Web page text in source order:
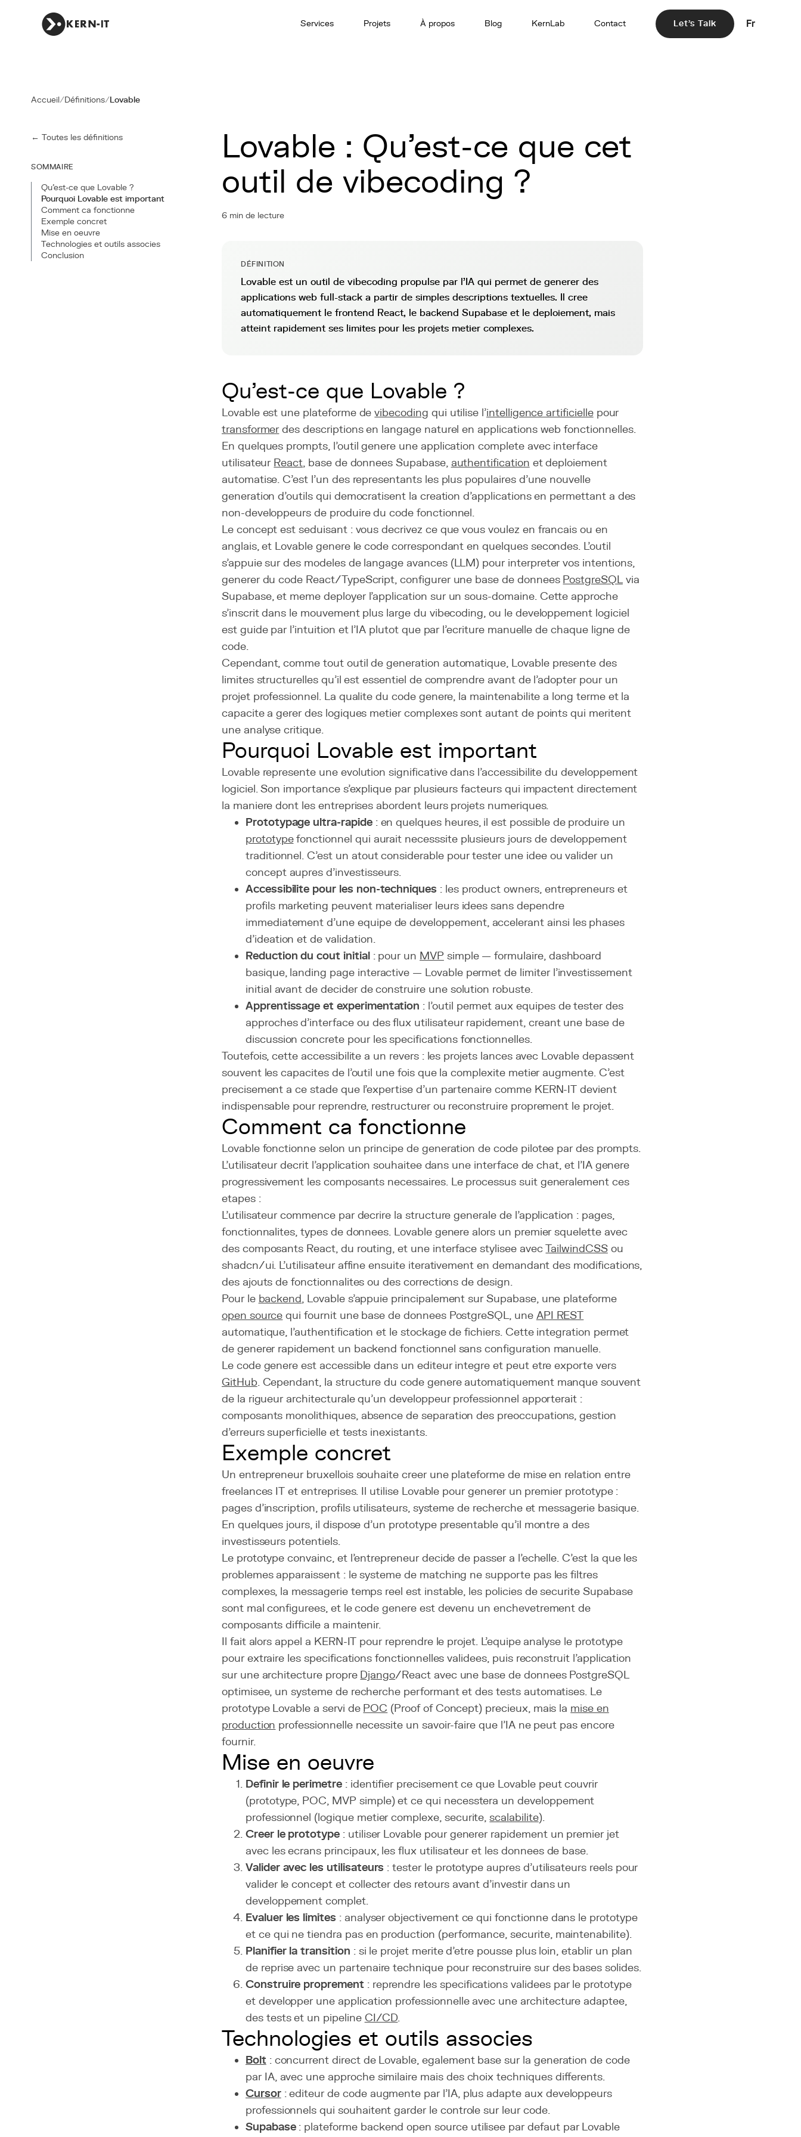
Services Projets À propos Blog KernLab Contact Let's Talk Fr
Accueil/Définitions/Lovable
← Toutes les définitions
SOMMAIRE
Qu'est-ce que Lovable ?
Pourquoi Lovable est important
Comment ca fonctionne
Exemple concret
Mise en oeuvre
Technologies et outils associes
Conclusion
Lovable : Qu'est-ce que cet
outil de vibecoding ?
6 min de lecture
DÉFINITION
Lovable est un outil de vibecoding propulse par l'IA qui permet de generer des
applications web full-stack a partir de simples descriptions textuelles. Il cree
automatiquement le frontend React, le backend Supabase et le deploiement, mais
atteint rapidement ses limites pour les projets metier complexes.
Qu'est-ce que Lovable ?
Lovable est une plateforme devibecoding qui utilise l'intelligence artificiellepour
transformerdes descriptions en langage naturel en applications web fonctionnelles.
En quelques prompts, l'outil genere une application complete avec interface
utilisateur React, base de donnees Supabase, authentification et deploiement
automatise. C'est l'un des representants les plus populaires d'une nouvelle
generation d'outils qui democratisent la creation d'applications en permettant a des
non-developpeurs de produire du code fonctionnel.
Le concept est seduisant : vous decrivez ce que vous voulez en francais ou en
anglais, et Lovable genere le code correspondant en quelques secondes. L'outil
s'appuie sur des modeles de langage avances (LLM) pour interpreter vos intentions,
generer du code React/TypeScript, configurer une base de donnees PostgreSQLvia
Supabase, et meme deployer l'application sur un sous-domaine. Cette approche
s'inscrit dans le mouvement plus large du vibecoding, ou le developpement logiciel
est guide par l'intuition et l'IA plutot que par l'ecriture manuelle de chaque ligne de
code.
Cependant, comme tout outil de generation automatique, Lovable presente des
limites structurelles qu'il est essentiel de comprendre avant de l'adopter pour un
projet professionnel. La qualite du code genere, la maintenabilite a long terme et la
capacite a gerer des logiques metier complexes sont autant de points qui meritent
une analyse critique.
Pourquoi Lovable est important
Lovable represente une evolution significative dans l'accessibilite du developpement
logiciel. Son importance s'explique par plusieurs facteurs qui impactent directement
la maniere dont les entreprises abordent leurs projets numeriques.
Prototypage ultra-rapide: en quelques heures, il est possible de produire un
prototypefonctionnel qui aurait necesssite plusieurs jours de developpement
traditionnel. C'est un atout considerable pour tester une idee ou valider un
concept aupres d'investisseurs.
Accessibilite pour les non-techniques : les product owners, entrepreneurs et
profils marketing peuvent materialiser leurs idees sans dependre
immediatement d'une equipe de developpement, accelerant ainsi les phases
d'ideation et de validation.
Reduction du cout initial: pour un MVP simple — formulaire, dashboard
basique, landing page interactive — Lovable permet de limiter l'investissement
initial avant de decider de construire une solution robuste.
Apprentissage et experimentation : l'outil permet aux equipes de tester des
approches d'interface ou des flux utilisateur rapidement, creant une base de
discussion concrete pour les specifications fonctionnelles.
Toutefois, cette accessibilite a un revers : les projets lances avec Lovable depassent
souvent les capacites de l'outil une fois que la complexite metier augmente. C'est
precisement a ce stade que l'expertise d'un partenaire comme KERN-IT devient
indispensable pour reprendre, restructurer ou reconstruire proprement le projet.
Comment ca fonctionne
Lovable fonctionne selon un principe de generation de code pilotee par des prompts.
L'utilisateur decrit l'application souhaitee dans une interface de chat, et l'IA genere
progressivement les composants necessaires. Le processus suit generalement ces
etapes :
L'utilisateur commence par decrire la structure generale de l'application : pages,
fonctionnalites, types de donnees. Lovable genere alors un premier squelette avec
des composants React, du routing, et une interface stylisee avecTailwindCSSou
shadcn/ui. L'utilisateur affine ensuite iterativement en demandant des modifications,
des ajouts de fonctionnalites ou des corrections de design.
Pour le backend, Lovable s'appuie principalement sur Supabase, une plateforme
open source qui fournit une base de donnees PostgreSQL, une API REST
automatique, l'authentification et le stockage de fichiers. Cette integration permet
de generer rapidement un backend fonctionnel sans configuration manuelle.
Le code genere est accessible dans un editeur integre et peut etre exporte vers
GitHub. Cependant, la structure du code genere automatiquement manque souvent
de la rigueur architecturale qu'un developpeur professionnel apporterait :
composants monolithiques, absence de separation des preoccupations, gestion
d'erreurs superficielle et tests inexistants.
Exemple concret
Un entrepreneur bruxellois souhaite creer une plateforme de mise en relation entre
freelances IT et entreprises. Il utilise Lovable pour generer un premier prototype :
pages d'inscription, profils utilisateurs, systeme de recherche et messagerie basique.
En quelques jours, il dispose d'un prototype presentable qu'il montre a des
investisseurs potentiels.
Le prototype convainc, et l'entrepreneur decide de passer a l'echelle. C'est la que les
problemes apparaissent : le systeme de matching ne supporte pas les filtres
complexes, la messagerie temps reel est instable, les policies de securite Supabase
sont mal configurees, et le code genere est devenu un enchevetrement de
composants difficile a maintenir.
Il fait alors appel a KERN-IT pour reprendre le projet. L'equipe analyse le prototype
pour extraire les specifications fonctionnelles validees, puis reconstruit l'application
sur une architecture propre Django/React avec une base de donnees PostgreSQL
optimisee, un systeme de recherche performant et des tests automatises. Le
prototype Lovable a servi de POC (Proof of Concept) precieux, mais la mise en
production professionnelle necessite un savoir-faire que l'IA ne peut pas encore
fournir.
Mise en oeuvre
Definir le perimetre: identifier precisement ce que Lovable peut couvrir
(prototype, POC, MVP simple) et ce qui necesstera un developpement
professionnel (logique metier complexe, securite,scalabilite).
Creer le prototype : utiliser Lovable pour generer rapidement un premier jet
avec les ecrans principaux, les flux utilisateur et les donnees de base.
Valider avec les utilisateurs : tester le prototype aupres d'utilisateurs reels pour
valider le concept et collecter des retours avant d'investir dans un
developpement complet.
Evaluer les limites : analyser objectivement ce qui fonctionne dans le prototype
et ce qui ne tiendra pas en production (performance, securite, maintenabilite).
Planifier la transition : si le projet merite d'etre pousse plus loin, etablir un plan
de reprise avec un partenaire technique pour reconstruire sur des bases solides.
Construire proprement: reprendre les specifications validees par le prototype
et developper une application professionnelle avec une architecture adaptee,
des tests et un pipeline CI/CD.
Technologies et outils associes
Bolt: concurrent direct de Lovable, egalement base sur la generation de code
par IA, avec une approche similaire mais des choix techniques differents.
Cursor: editeur de code augmente par l'IA, plus adapte aux developpeurs
professionnels qui souhaitent garder le controle sur leur code.
Supabase: plateforme backend open source utilisee par defaut par Lovable